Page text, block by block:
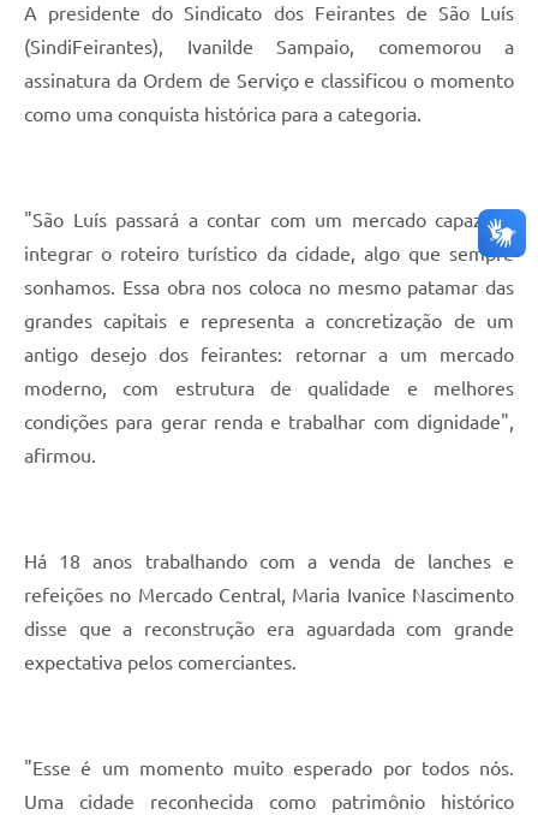
A presidente do Sindicato dos Feirantes de São Luís
(SindiFeirantes), Ivanilde Sampaio, comemorou a
assinatura da Ordem de Serviço e classificou o momento
como uma conquista histórica para a categoria.
"São Luís passará a contar com um mercado capaz de
integrar o roteiro turístico da cidade, algo que sempre
sonhamos. Essa obra nos coloca no mesmo patamar das
grandes capitais e representa a concretização de um
antigo desejo dos feirantes: retornar a um mercado
moderno, com estrutura de qualidade e melhores
condições para gerar renda e trabalhar com dignidade",
afirmou.
Há 18 anos trabalhando com a venda de lanches e
refeições no Mercado Central, Maria Ivanice Nascimento
disse que a reconstrução era aguardada com grande
expectativa pelos comerciantes.
"Esse é um momento muito esperado por todos nós.
Uma cidade reconhecida como patrimônio histórico